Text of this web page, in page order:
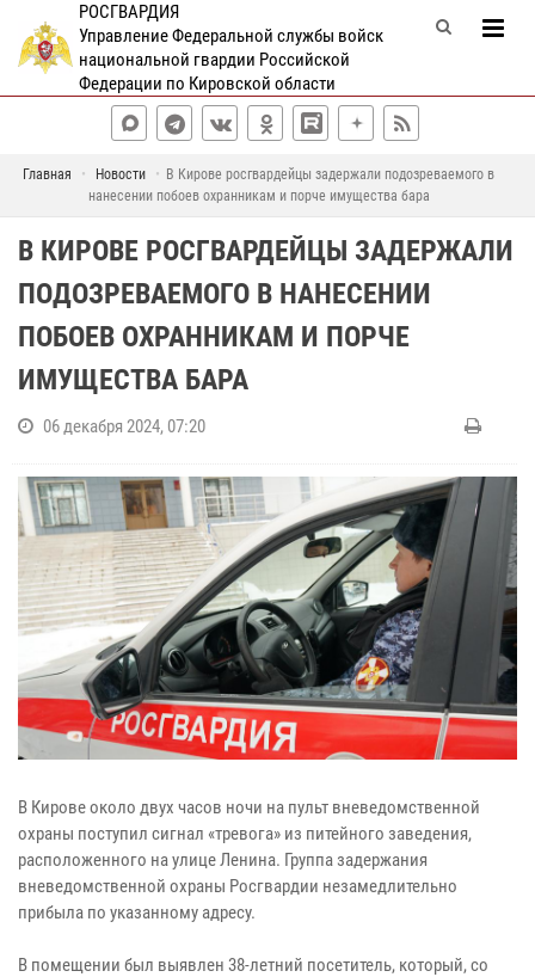
РОСГВАРДИЯ
Управление Федеральной службы войск
национальной гвардии Российской
Федерации по Кировской области
Главная Новости
В Кирове росгвардейцы задержали подозреваемого в
нанесении побоев охранникам и порче имущества бара
В КИРОВЕ РОСГВАРДЕЙЦЫ ЗАДЕРЖАЛИ
ПОДОЗРЕВАЕМОГО В НАНЕСЕНИИ
ПОБОЕВ ОХРАННИКАМ И ПОРЧЕ
ИМУЩЕСТВА БАРА
06 декабря 2024, 07:20
В Кирове около двух часов ночи на пульт вневедомственной
охраны поступил сигнал «тревога» из питейного заведения,
расположенного на улице Ленина. Группа задержания
вневедомственной охраны Росгвардии незамедлительно
прибыла по указанному адресу.
В помещении был выявлен 38-летний посетитель, который, со